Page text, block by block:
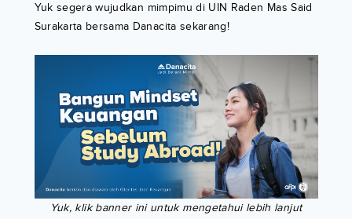
Yuk segera wujudkan mimpimu di UIN Raden Mas Said
Surakarta bersama Danacita sekarang!
Yuk, klik banner ini untuk mengetahui lebih lanjut